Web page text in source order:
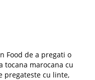
Food de a pregati o
tocana marocana cu
pregateste cu linte,